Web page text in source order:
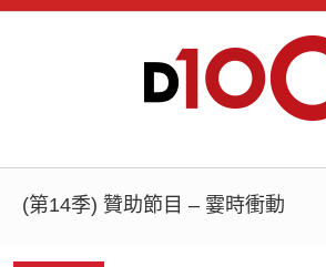
(第14季) 贊助節目 – 霎時衝動